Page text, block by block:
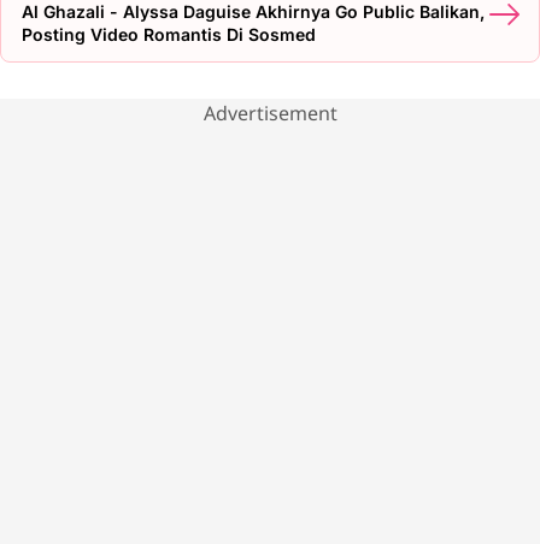
Al Ghazali - Alyssa Daguise Akhirnya Go Public Balikan,
Posting Video Romantis Di Sosmed
Advertisement